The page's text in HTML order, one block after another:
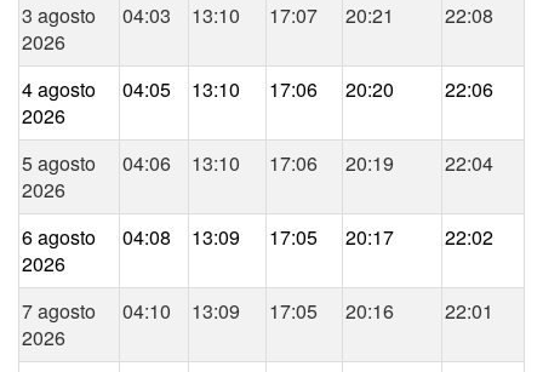
3 agosto
2026
04:03 13:10 17:07 20:21 22:08
4 agosto
2026
04:05 13:10 17:06 20:20 22:06
5 agosto
2026
04:06 13:10 17:06 20:19 22:04
6 agosto
2026
04:08 13:09 17:05 20:17 22:02
7 agosto
2026
04:10 13:09 17:05 20:16 22:01